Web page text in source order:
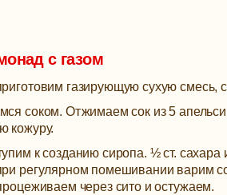
с газом
газирующую сухую смесь,
соком. Отжимаем сок из 5
кожуру.
к созданию сиропа. ½ ст.
регулярном помешивании варим
через сито и остужаем.